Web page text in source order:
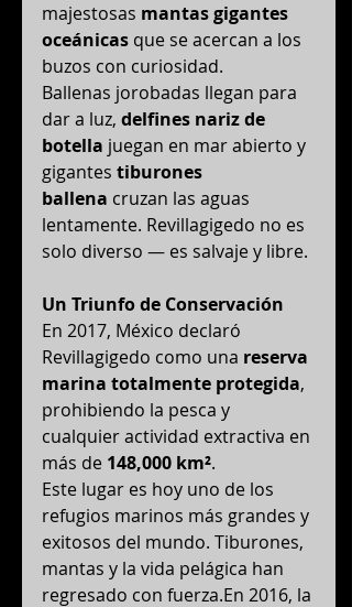
majestosas mantas gigantes
oceánicas que se acercan a los
buzos con curiosidad.
Ballenas jorobadas llegan para
dar a luz, delfines nariz de
botella juegan en mar abierto y
gigantes tiburones
ballena cruzan las aguas
lentamente. Revillagigedo no es
solo diverso — es salvaje y libre.
Un Triunfo de Conservación
En 2017, México declaró
Revillagigedo como una reserva
marina totalmente protegida,
prohibiendo la pesca y
cualquier actividad extractiva en
más de 148,000 km².
Este lugar es hoy uno de los
refugios marinos más grandes y
exitosos del mundo. Tiburones,
mantas y la vida pelágica han
regresado con fuerza.En 2016, la